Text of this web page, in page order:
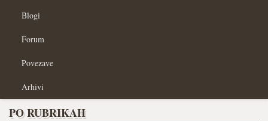
Blogi
Forum
Povezave
Arhivi
PO RUBRIKAH